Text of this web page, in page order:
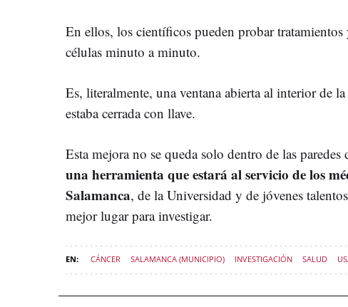
En ellos, los científicos pueden probar
células minuto a minuto.
Es, literalmente, una ventana abierta al interior de
estaba cerrada con llave.
Esta mejora no se queda solo dentro de las
una herramienta que estará al servicio de los
Salamanca, de la Universidad y de jóvenes
mejor lugar para investigar.
CÁNCER SALAMANCA (MUNICIPIO) INVESTIGACIÓN SALUD